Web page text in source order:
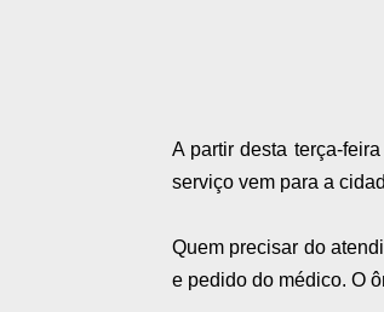
A partir desta terça-
serviço vem para a
Quem precisar do
e pedido do médico. O